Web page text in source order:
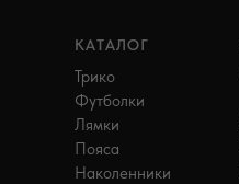
КАТАЛОГ
Трико
Футболки
Лямки
Пояса
Наколенники